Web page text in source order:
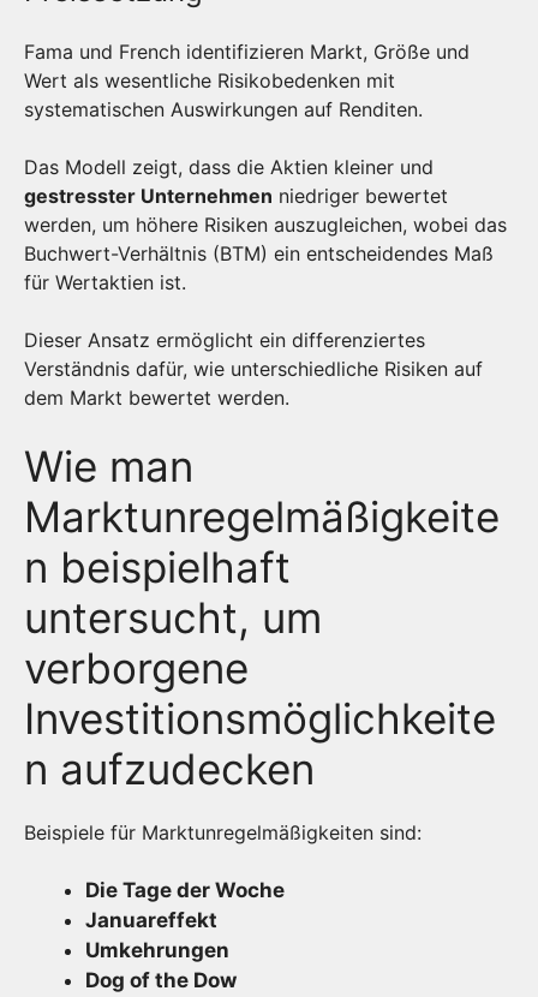
Fama und French identifizieren Markt, Größe und
Wert als wesentliche Risikobedenken mit
systematischen Auswirkungen auf Renditen.
Das Modell zeigt, dass die Aktien kleiner und
gestresster Unternehmen niedriger bewertet
werden, um höhere Risiken auszugleichen, wobei das
Buchwert-Verhältnis (BTM) ein entscheidendes Maß
für Wertaktien ist.
Dieser Ansatz ermöglicht ein differenziertes
Verständnis dafür, wie unterschiedliche Risiken auf
dem Markt bewertet werden.
Wie man
Marktunregelmäßigkeite
n beispielhaft
untersucht, um
verborgene
Investitionsmöglichkeite
n aufzudecken
Beispiele für Marktunregelmäßigkeiten sind:
Die Tage der Woche
Januareffekt
Umkehrungen
Dog of the Dow